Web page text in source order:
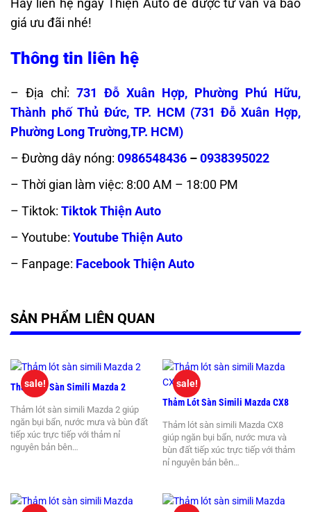
Hãy liên hệ ngay Thiện Auto để được tư vấn và báo
giá ưu đãi nhé!
Thông tin liên hệ
– Địa chỉ: 731 Đỗ Xuân Hợp, Phường Phú Hữu,
Thành phố Thủ Đức, TP. HCM (731 Đỗ Xuân Hợp,
Phường Long Trường,TP. HCM)
– Đường dây nóng: 0986548436 –0938395022
– Thời gian làm việc: 8:00 AM – 18:00 PM
– Tiktok: Tiktok Thiện Auto
– Youtube: Youtube Thiện Auto
– Fanpage: Facebook Thiện Auto
SẢN PHẨM LIÊN QUAN
Thảm Lót Sàn Simili Mazda 2
Thảm lót sàn simili Mazda 2 giúp
ngăn bụi bẩn, nước mưa và bùn đất
tiếp xúc trực tiếp với thảm nỉ
nguyên bản bên…
sale!
Thảm Lót Sàn Simili Mazda CX8
Thảm lót sàn simili Mazda CX8
giúp ngăn bụi bẩn, nước mưa và
bùn đất tiếp xúc trực tiếp với thảm
nỉ nguyên bản bên…
sale!